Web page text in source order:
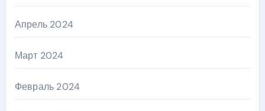
Апрель 2024
Март 2024
Февраль 2024